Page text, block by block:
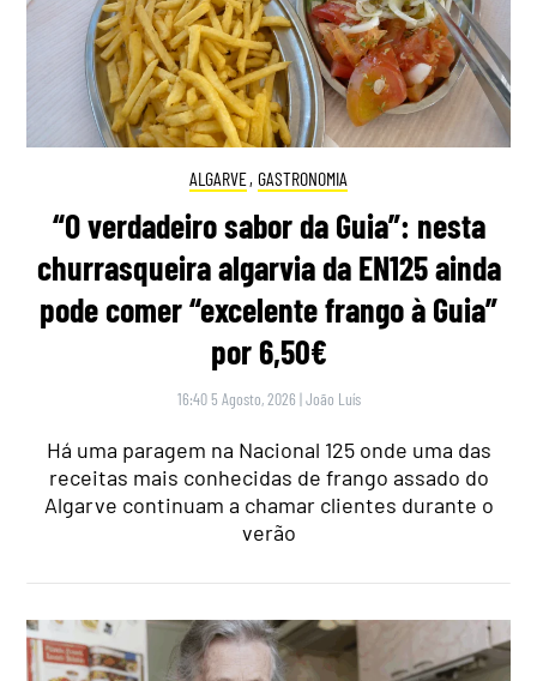
ALGARVE, GASTRONOMIA
“O verdadeiro sabor da Guia”: nesta
churrasqueira algarvia da EN125 ainda
pode comer “excelente frango à Guia”
por 6,50€
16:40 5 Agosto, 2026 |João Luís
Há uma paragem na Nacional 125 onde uma das
receitas mais conhecidas de frango assado do
Algarve continuam a chamar clientes durante o
verão